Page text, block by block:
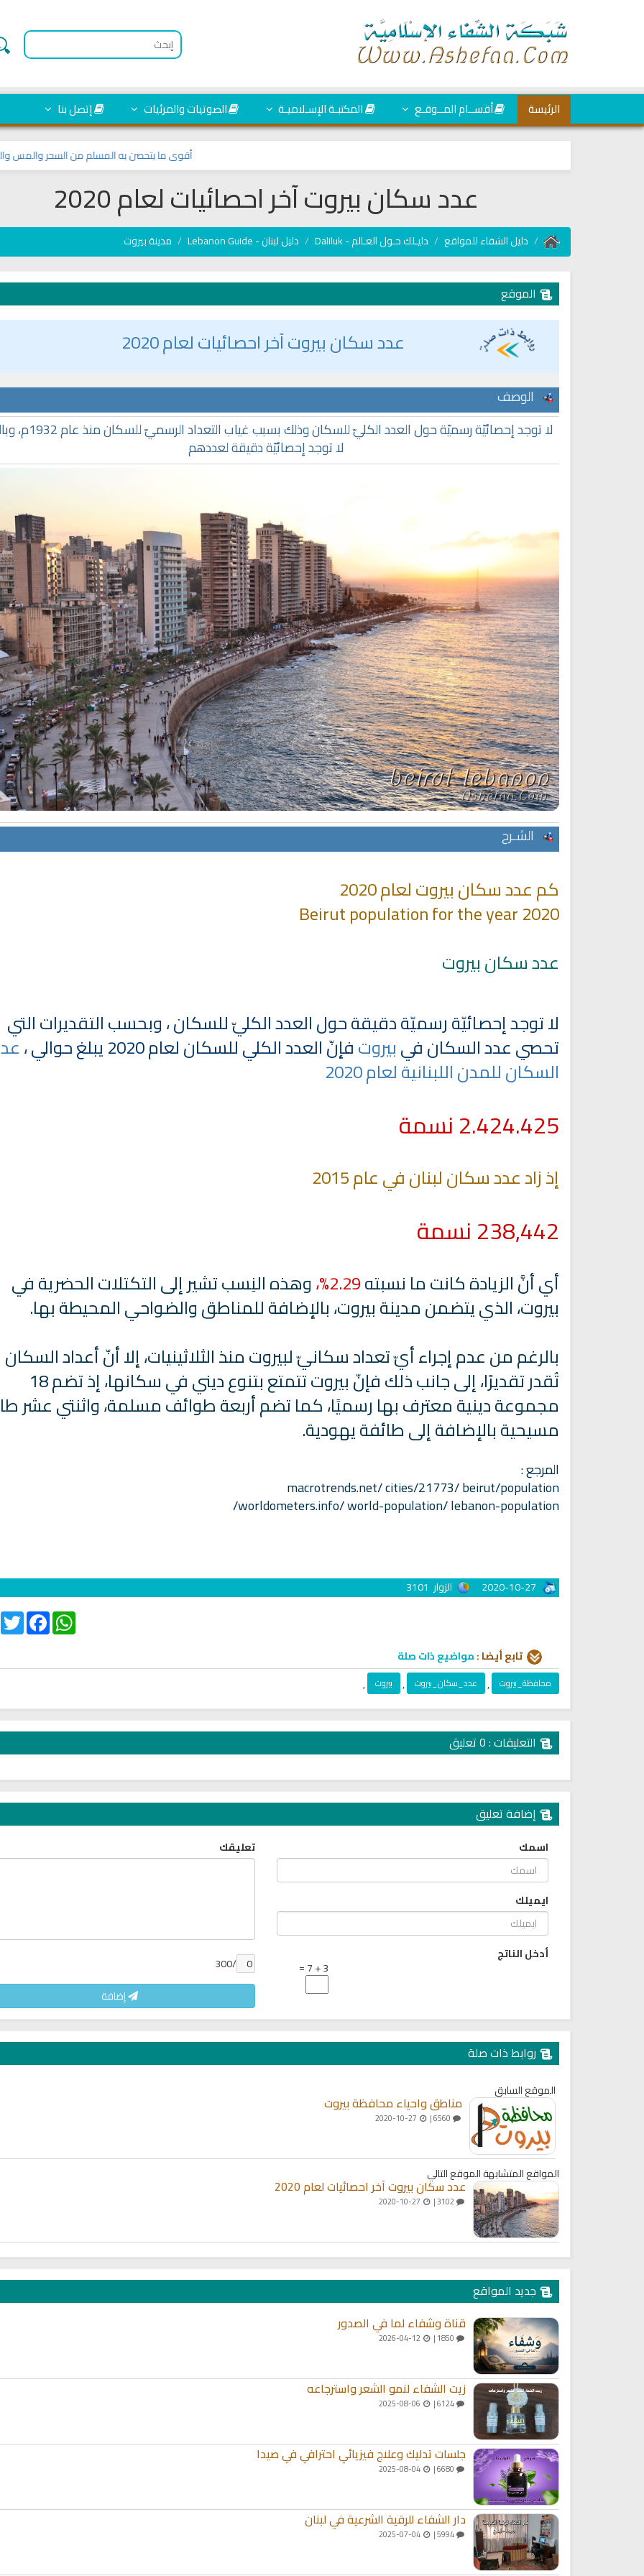
الرئيسة أقســام المــوقـع المكتبـة الإسـلاميـة الصوتيات والمرئيات إتصل بنا
أقوى ما يتحصن به المسلم من السحر والمس والعين
عدد سكان بيروت آخر احصائيات لعام 2020
دليل الشفاء للمواقع دليـلك حـول العـالم - Daliluk دليل لبنان - Lebanon Guide مدينة بيروت
الموقع
عدد سكان بيروت آخر احصائيات لعام 2020
الوصف
لا توجد إحصائيّة رسميّة حول العدد الكليّ للسكان وذلك
لا توجد إحصائيّة دقيقة لعددهم
الشـرح
كم عدد سكان بيروت لعام 2020
Beirut population for the year 2020
عدد سكان بيروت
لا توجد إحصائيّة رسميّة دقيقة حول العدد الكليّ للسكان ، وبحسب التقديرات التي
تحصي عدد السكان فيبيروتفإنّ العدد الكلي للسكان لعام 2020 يبلغ حوالي ،
السكان للمدن اللبنانية لعام 2020
2.424.425نسمة
إذ زاد عدد سكان لبنان في عام 2015
238,442 نسمة
أي أنَّ الزيادة كانت ما نسبته2.29%، وهذه النِسب تشير إلى التكتلات الحضرية في
بيروت، الذي يتضمن مدينة بيروت، بالإضافة للمناطق والضواحي المحيطة بها.
بالرغم من عدم إجراء أيّ تعداد سكانيّ لبيروت منذ الثلاثينيات، إلا أنّ أعداد السكان
تُقدر تقديرًا، إلى جانب ذلك فإنّ بيروت تتمتع بتنوع ديني في سكانها، إذ تضم 18
مجموعة دينية معترف بها رسميًا، كما تضم أربعة طوائف مسلمة، واثنتي عشر
مسيحية بالإضافة إلى طائفة يهودية.
المرجع :
macrotrends.net/ cities/21773/ beirut/population
worldometers.info/ world-population/ lebanon-population/
الزوار
FacebookWhatsApp
تابع أيضا :مواضيع ذات صلة
محافظة_بيروت , عدد_سكان_بيروت , بيروت ,
التعليقات : 0 تعليق
إضافة تعليق
اسمك
ايميلك
أدخل الناتج
3 + 7 =
تعليقك
/300
إضافة
روابط ذات صلة
الموقع السابق
مناطق واحياء محافظة بيروت
المواقع المتشابهةالموقع التالي
عدد سكان بيروت آخر احصائيات لعام 2020
جديد المواقع
قناة وشفاء لما في الصدور
زيت الشفاء لنمو الشعر واسترجاعه
6124 |
جلسات تدليك وعلاج فيزيائي احترافي في صيدا
2025-08-04
دار الشفاء للرقية الشرعية في لبنان
5994 |
2025-07-04
Ruqyah Shariah
Ruqya regained her sight
Ruqyah Shariah
Discover Islam and Muslims
religion!
Ruqyah Shariah
Why Do You Feel at Peace When
Listening to the Quran, Even If
You Don’t Understand It?
Shariah
to the Quran
to treat witchcraft,
the evil eye
انشودة هل نلتقي
16448 | 2025-03-19
القرآن الكريم بصوت مشاري
بجودة عالية
القرآن الكريم كاملاً الشيخ مشاري
بجودة عالية
12591 | 2024-05-29
القران الكريم مجود بصوت الشيخ
عبد الباسط
راديو مباشر للقران الكريم بصوت
الشيخ ابو بكر الشاطري
تحميل كتب السيرة النبوية
السيرة النبوية المستوى الأول
تحميل كتب السيرة النبوية
صحيح السيرة النبوية
تحميل كتب علوم الفقه وأصوله
كتاب مختصر الفقه في القرآن
كتب الأسرة والمرأة
تحميل كتاب تربية